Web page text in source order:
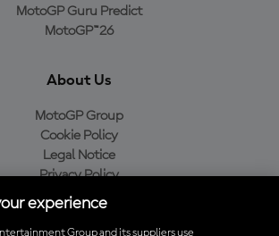
MotoGP Guru Predict
MotoGP™26
About Us
MotoGP Group
Cookie Policy
Legal Notice
Privacy Policy
Purchase Policy
experience
Group and its suppliers use